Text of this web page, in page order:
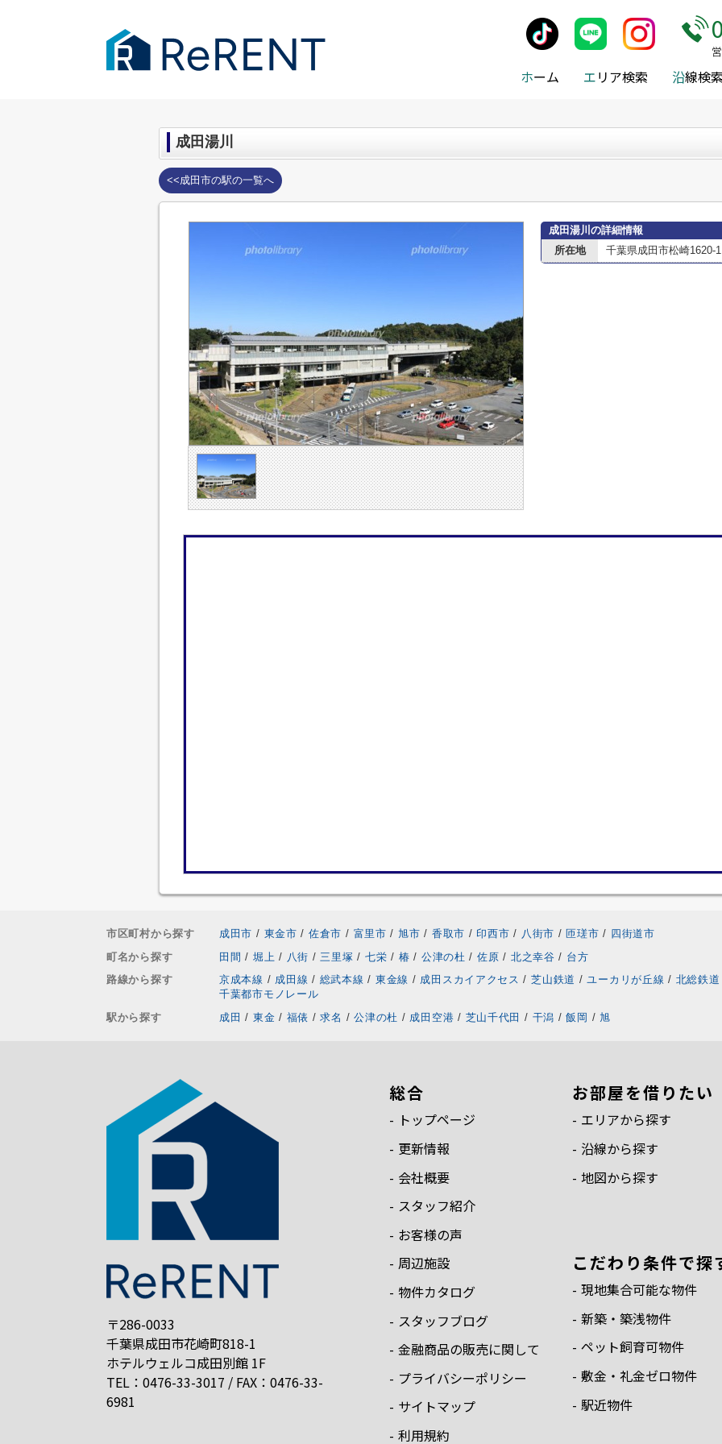
ホーム エリア検索 沿線検索
> 成田湯川
成田湯川
<<成田市の駅の一覧へ
成田湯川の詳細情報
所在地
千葉県成田市松崎1620-1
市区町村から探す 成田市 / 東金市 / 佐倉市 / 富里市 / 旭市 / 香取市 / 印西市 / 八街市 / 匝瑳市 / 四街道市
町名から探す
田間 / 堀上 / 八街 / 三里塚 / 七栄 / 椿 / 公津の杜 / 佐原 / 北之幸谷 / 台方
路線から探す
京成本線 / 成田線 / 総武本線 / 東金線 / 成田スカイアクセス / 芝山鉄道 / ユーカリが丘線 / 北総鉄道
千葉都市モノレール
駅から探す
成田 / 東金 / 福俵 / 求名 / 公津の杜 / 成田空港 / 芝山千代田 / 干潟 / 飯岡 / 旭
〒286-0033
千葉県成田市花崎町818-1
ホテルウェルコ成田別館 1F
TEL：0476-33-3017 / FAX：0476-33-
6981
総合
トップページ
更新情報
会社概要
スタッフ紹介
お客様の声
周辺施設
物件カタログ
スタッフブログ
金融商品の販売に関して
プライバシーポリシー
サイトマップ
利用規約
お部屋を借りたい
エリアから探す
沿線から探す
地図から探す
こだわり条件で探
現地集合可能な物件
新築・築浅物件
ペット飼育可物件
敷金・礼金ゼロ物件
駅近物件